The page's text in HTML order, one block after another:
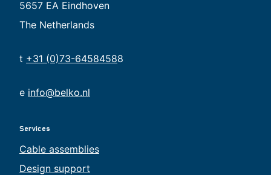
5657 EA Eindhoven
The Netherlands
t +31 (0)73-64584588
e info@belko.nl
Services
Cable assemblies
Design support